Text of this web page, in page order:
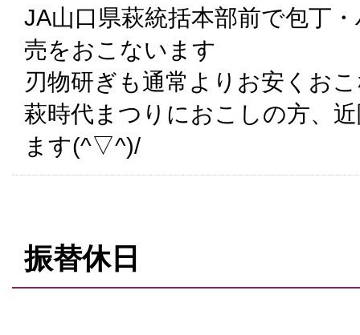
JA山口県萩統括本部前で包丁
売をおこないます
刃物研ぎも通常よりお安くお
萩時代まつりにおこしの方、
ます(^▽^)/
振替休日